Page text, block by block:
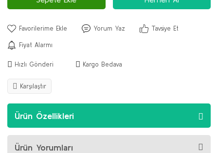
Yorum Yaz Tavsiye Et
Fiyat Alarmı
Hızlı Gönderi Kargo Bedava
Karşılaştır
Ürün Özellikleri
Ürün Yorumları